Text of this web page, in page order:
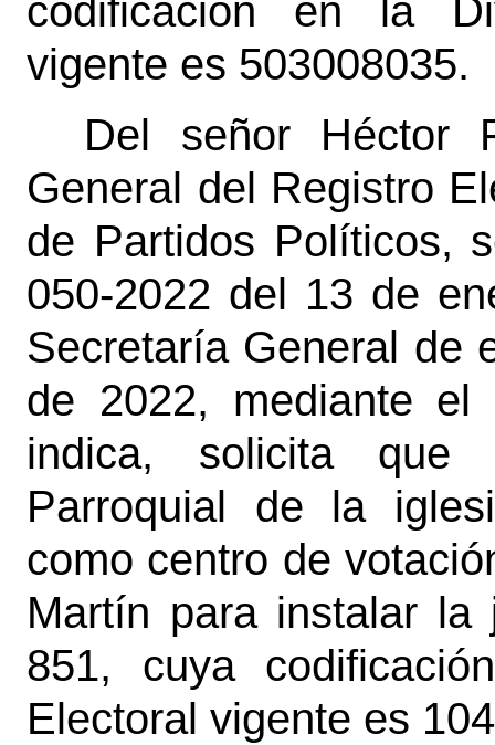
codificación en la
vigente es 503008035.
Del señor Héctor
General del Registro
de Partidos Políticos,
050-2022 del 13 de
Secretaría General de
de 2022, mediante
indica, solicita que
Parroquial de la
como centro de
Martín para instalar la
851, cuya
Electoral vigente es